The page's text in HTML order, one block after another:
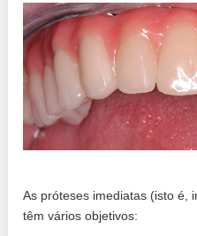
As próteses imediatas (isto é,
têm vários objetivos: